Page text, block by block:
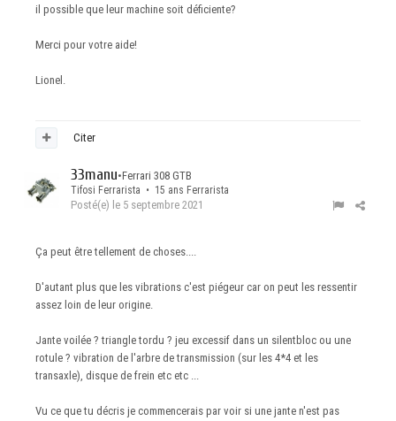
il possible que leur machine soit déficiente?
Merci pour votre aide!
Lionel.
Citer
33manu•Ferrari 308 GTB
Tifosi Ferrarista • 15 ans Ferrarista
Posté(e) le 5 septembre 2021
Ça peut être tellement de choses....
D'autant plus que les vibrations c'est piégeur car on peut les ressentir
assez loin de leur origine.
Jante voilée ? triangle tordu ? jeu excessif dans un silentbloc ou une
rotule ? vibration de l'arbre de transmission (sur les 4*4 et les
transaxle), disque de frein etc etc ...
Vu ce que tu décris je commencerais par voir si une jante n'est pas